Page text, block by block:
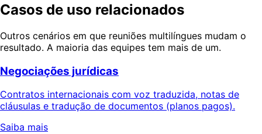
Casos de uso relacionados
Outros cenários em que reuniões multilíngues mudam o
resultado. A maioria das equipes tem mais de um.
Negociações jurídicas
Contratos internacionais com voz traduzida, notas de
cláusulas e tradução de documentos (planos pagos).
Saiba mais